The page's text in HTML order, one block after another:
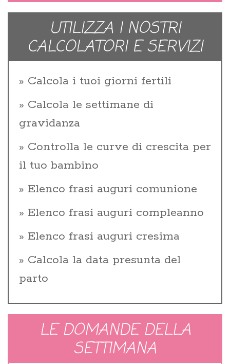
UTILIZZA I NOSTRI
CALCOLATORI E SERVIZI
Calcola i tuoi giorni fertili
Calcola le settimane di
gravidanza
Controlla le curve di crescita per
il tuo bambino
Elenco frasi auguri comunione
Elenco frasi auguri compleanno
Elenco frasi auguri cresima
Calcola la data presunta del
parto
LE DOMANDE DELLA
SETTIMANA